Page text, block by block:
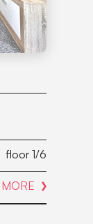
floor 1/6
MORE